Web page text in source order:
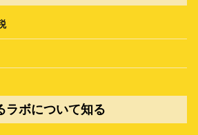
ラボについて知る